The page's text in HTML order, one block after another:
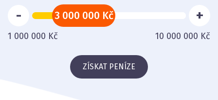
3 000 000 Kč
- +
1 000 000 Kč 10 000 000 Kč
ZÍSKAT PENÍZE